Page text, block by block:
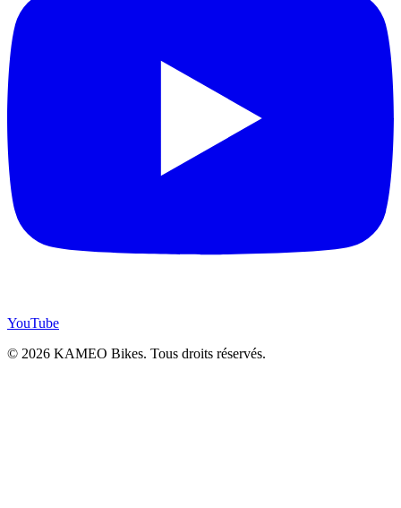
YouTube
© 2026 KAMEO Bikes. Tous droits réservés.